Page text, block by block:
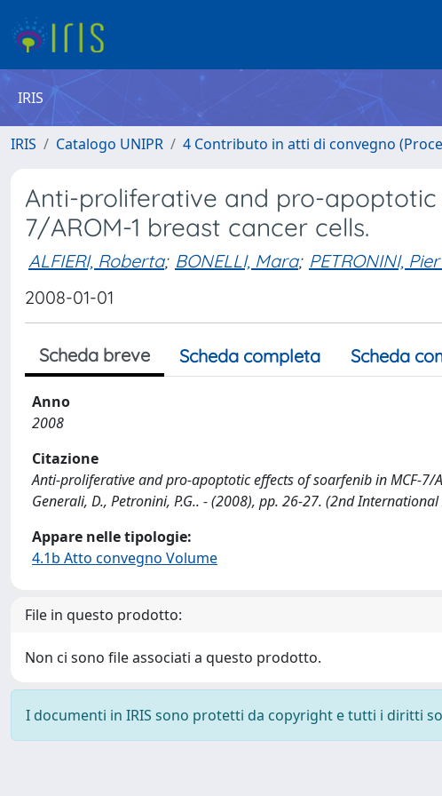
IRIS
IRIS Catalogo UNIPR 4 Contributo in atti di convegno
Anti-proliferative and pro-
7/AROM-1 breast cancer cells.
ALFIERI, Roberta; BONELLI, Mara; PETRONINI,
2008-01-01
Scheda breve Scheda completa Scheda
Anno
2008
Citazione
Anti-proliferative and pro-apoptotic effects of soarfenib in MCF-7/
Generali, D., Petronini, P.G.. - (2008), pp. 26-27. (2nd
Appare nelle tipologie:
4.1b Atto convegno Volume
File in questo prodotto:
Non ci sono file associati a questo prodotto.
I documenti in IRIS sono protetti da copyright e tutti i diritti